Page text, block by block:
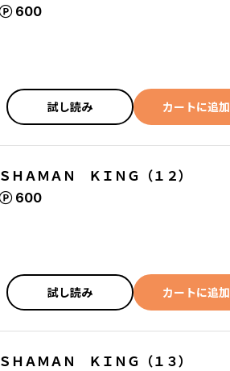
600
試し読み カートに追加
ＳＨＡＭＡＮ ＫＩＮＧ（１２）
600
試し読み カートに追加
ＳＨＡＭＡＮ ＫＩＮＧ（１３）